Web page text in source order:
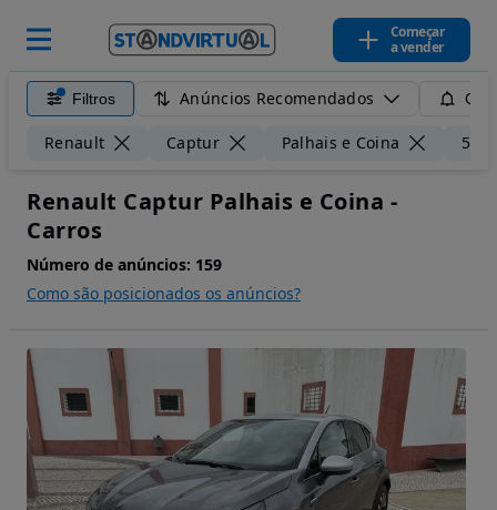
Começar
a vender
Filtros Anúncios Recomendados
Renault Captur Palhais e Coina 50
Renault Captur Palhais e Coina -
Carros
Número de anúncios: 159
Como são posicionados os anúncios?